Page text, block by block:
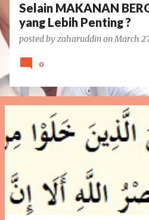
Selain MAKANAN
yang Lebih Penting ?
posted byzaharuddinonMarch
0